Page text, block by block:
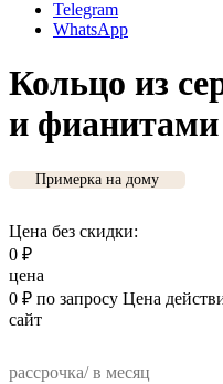
Telegram
WhatsApp
Кольцо из
и фианитами
Примерка на дому
Цена без скидки:
0 ₽
цена
0 ₽ по запросу Цена
сайт
рассрочка/ в месяц